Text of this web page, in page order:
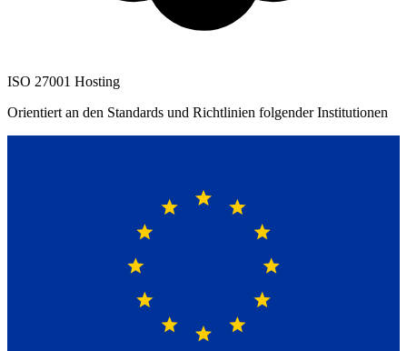
ISO 27001 Hosting
Orientiert an den Standards und Richtlinien folgender Institutionen